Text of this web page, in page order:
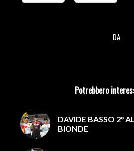
DA
Potrebbero
DAVIDE BASSO 2°
BIONDE